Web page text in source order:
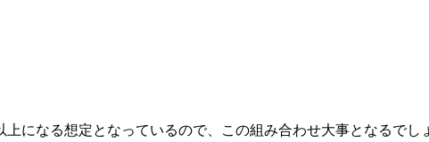
上になる想定となっているので、この組み合わせ大事となるでし